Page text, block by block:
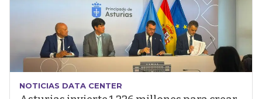
NOTICIAS DATA CENTER